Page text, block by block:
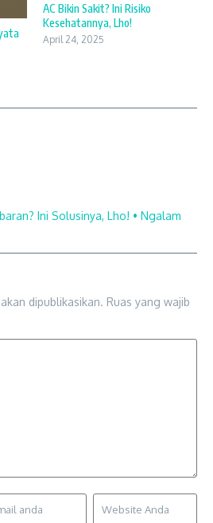
AC Bikin Sakit? Ini Risiko
Kesehatannya, Lho!
April 24, 2025
Ini Solusinya, Lho! • Ngalam
dipublikasikan. Ruas yang wajib